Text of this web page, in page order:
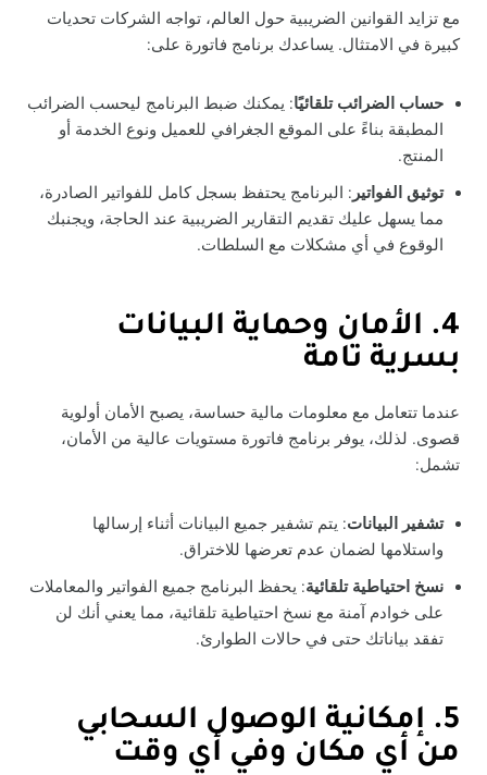
مع تزايد القوانين الضريبية حول العالم، تواجه الشركات تحديات
كبيرة في الامتثال. يساعدك برنامج فاتورة على:
حساب الضرائب تلقائيًا: يمكنك ضبط البرنامج ليحسب الضرائب
المطبقة بناءً على الموقع الجغرافي للعميل ونوع الخدمة أو
المنتج.
توثيق الفواتير : البرنامج يحتفظ بسجل كامل للفواتير الصادرة،
مما يسهل عليك تقديم التقارير الضريبية عند الحاجة، ويجنبك
الوقوع في أي مشكلات مع السلطات.
4. الأمان وحماية البيانات
بسرية تامة
عندما تتعامل مع معلومات مالية حساسة، يصبح الأمان أولوية
قصوى. لذلك، يوفر برنامج فاتورة مستويات عالية من الأمان،
تشمل:
تشفير البيانات: يتم تشفير جميع البيانات أثناء إرسالها
واستلامها لضمان عدم تعرضها للاختراق.
نسخ احتياطية تلقائية: يحفظ البرنامج جميع الفواتير والمعاملات
على خوادم آمنة مع نسخ احتياطية تلقائية، مما يعني أنك لن
تفقد بياناتك حتى في حالات الطوارئ.
5. إمكانية الوصول السحابي
من أي مكان وفي أي وقت